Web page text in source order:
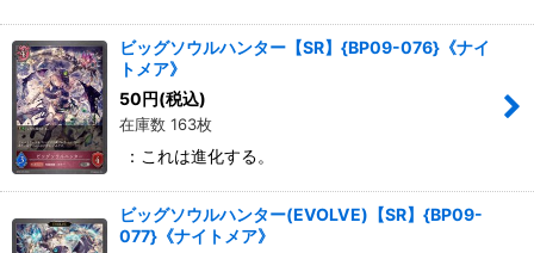
ビッグソウルハンター【SR】{BP09-076}《ナイ
トメア》
50円(税込)
在庫数 163枚
：これは進化する。
ビッグソウルハンター(EVOLVE)【SR】{BP09-
077}《ナイトメア》